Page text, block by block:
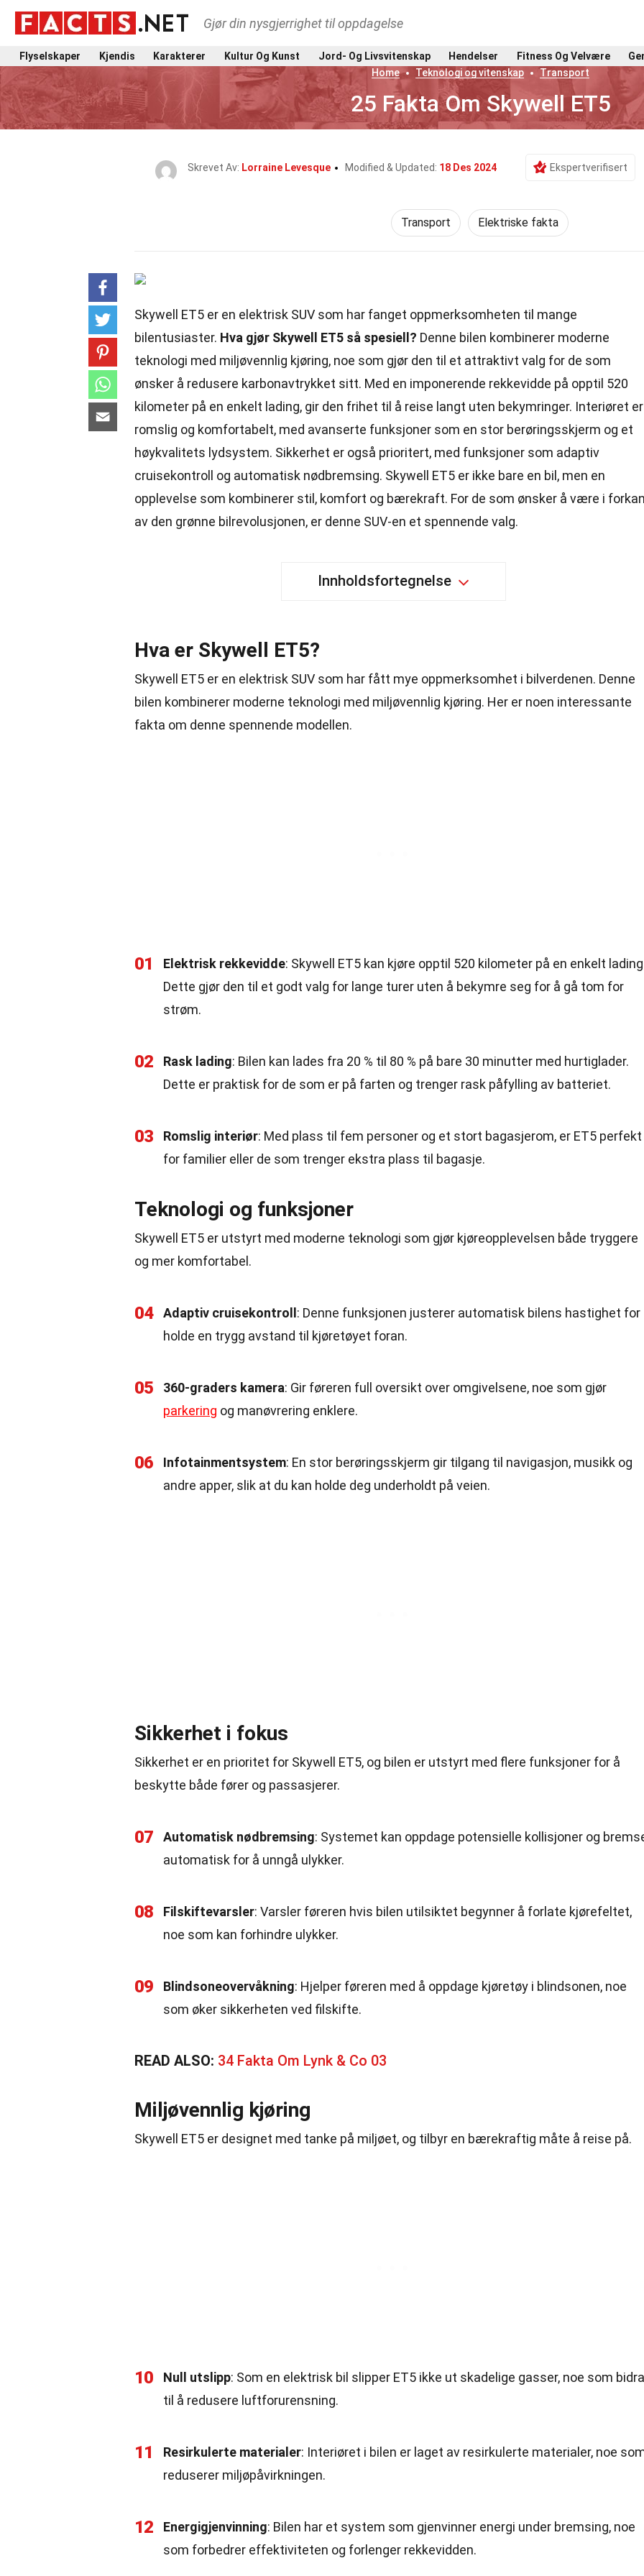
Gjør din nysgjerrighet til oppdagelse
Flyselskaper Kjendis Karakterer Kultur Og Kunst Jord- Og Livsvitenskap Hendelser Fitness Og Velvære
Home
Teknologi og vitenskap Transport
25 Fakta Om Skywell ET5
Skrevet Av: Lorraine Levesque Modified & Updated: 18 Des 2024 Ekspertverifisert
Transport Elektriske fakta
Skywell ET5 er en elektrisk SUV som har fanget oppmerksomheten til mange
bilentusiaster. Hva gjør Skywell ET5 så spesiell? Denne bilen kombinerer moderne
teknologi med miljøvennlig kjøring, noe som gjør den til et attraktivt valg for de som
ønsker å redusere karbonavtrykket sitt. Med en imponerende rekkevidde på opptil 520
kilometer på en enkelt lading, gir den frihet til å reise langt uten bekymringer. Interiøret er
romslig og komfortabelt, med avanserte funksjoner som en stor berøringsskjerm og et
høykvalitets lydsystem. Sikkerhet er også prioritert, med funksjoner som adaptiv
cruisekontroll og automatisk nødbremsing. Skywell ET5 er ikke bare en bil, men en
opplevelse som kombinerer stil, komfort og bærekraft. For de som ønsker å være i
av den grønne bilrevolusjonen, er denne SUV-en et spennende valg.
Innholdsfortegnelse
Hva er Skywell ET5?
Skywell ET5 er en elektrisk SUV som har fått mye oppmerksomhet i bilverdenen. Denne
bilen kombinerer moderne teknologi med miljøvennlig kjøring. Her er noen interessante
fakta om denne spennende modellen.
01 Elektrisk rekkevidde: Skywell ET5 kan kjøre opptil 520 kilometer på en enkelt
Dette gjør den til et godt valg for lange turer uten å bekymre seg for å gå tom for
strøm.
02 Rask lading: Bilen kan lades fra 20 % til 80 % på bare 30 minutter med hurtiglader.
Dette er praktisk for de som er på farten og trenger rask påfylling av batteriet.
03 Romslig interiør: Med plass til fem personer og et stort bagasjerom, er ET5 perfekt
for familier eller de som trenger ekstra plass til bagasje.
Teknologi og funksjoner
Skywell ET5 er utstyrt med moderne teknologi som gjør kjøreopplevelsen både tryggere
og mer komfortabel.
04 Adaptiv cruisekontroll : Denne funksjonen justerer automatisk bilens hastighet for
holde en trygg avstand til kjøretøyet foran.
05 360-graders kamera: Gir føreren full oversikt over omgivelsene, noe som gjør
parkering og manøvrering enklere.
06 Infotainmentsystem: En stor berøringsskjerm gir tilgang til navigasjon, musikk og
andre apper, slik at du kan holde deg underholdt på veien.
Sikkerhet i fokus
Sikkerhet er en prioritet for Skywell ET5, og bilen er utstyrt med flere funksjoner for å
beskytte både fører og passasjerer.
07 Automatisk nødbremsing: Systemet kan oppdage potensielle kollisjoner og
automatisk for å unngå ulykker.
08 Filskiftevarsler: Varsler føreren hvis bilen utilsiktet begynner å forlate kjørefeltet,
noe som kan forhindre ulykker.
09 Blindsoneovervåkning: Hjelper føreren med å oppdage kjøretøy i blindsonen, noe
som øker sikkerheten ved filskifte.
READ ALSO: 34 Fakta Om Lynk & Co 03
Miljøvennlig kjøring
Skywell ET5 er designet med tanke på miljøet, og tilbyr en bærekraftig måte å reise på.
10 Null utslipp: Som en elektrisk bil slipper ET5 ikke ut skadelige gasser, noe som
til å redusere luftforurensning.
11 Resirkulerte materialer: Interiøret i bilen er laget av resirkulerte materialer, noe
reduserer miljøpåvirkningen.
12 Energigjenvinning: Bilen har et system som gjenvinner energi under bremsing, noe
som forbedrer effektiviteten og forlenger rekkevidden.